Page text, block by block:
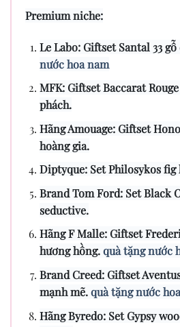
Premium niche:
Le Labo: Giftset Santal 33
nước hoa nam
MFK: Giftset Baccarat
phách.
Hãng Amouage: Giftset
hoàng gia.
Diptyque: Set Philosykos
Brand Tom Ford: Set Black
seductive.
Hãng F Malle: Giftset
hương hồng.quà tặng nước
Brand Creed: Giftset
mạnh mẽ.quà tặng nước hoa
Hãng Byredo: Set Gypsy